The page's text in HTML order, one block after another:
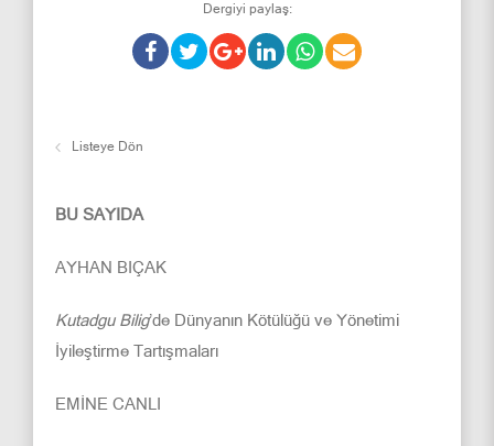
Dergiyi paylaş:
Listeye Dön
BU SAYIDA
AYHAN BIÇAK
Kutadgu Bilig’de Dünyanın Kötülüğü ve Yönetimi
İyileştirme Tartışmaları
EMİNE CANLI